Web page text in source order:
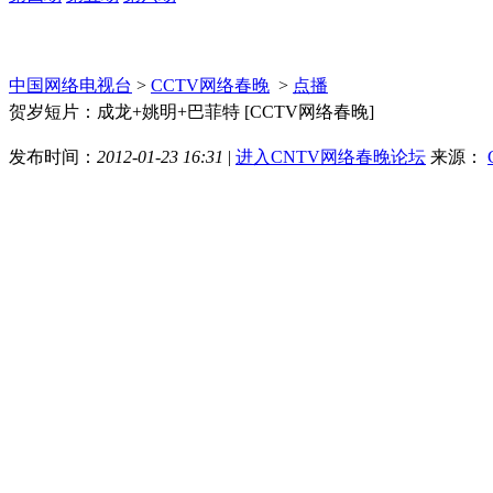
中国网络电视台 > CCTV网络春晚 > 点播
贺岁短片：成龙+姚明+巴菲特 [CCTV网络春晚]
发布时间： 2012-01-23 16:31 | 进入CNTV网络春晚论坛 来源：